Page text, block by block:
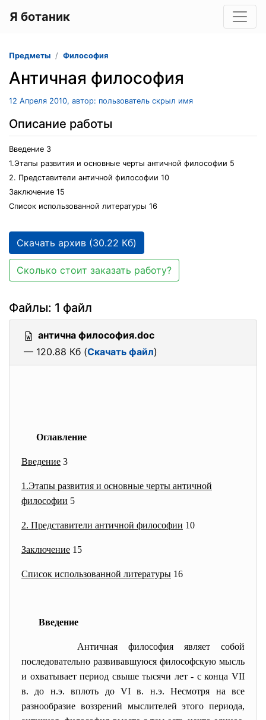
Я ботаник
Предметы Философия
Античная философия
12 Апреля 2010, автор: пользователь скрыл имя
Описание работы
Введение 3
1.Этапы развития и основные черты античной философии 5
2. Представители античной философии 10
Заключение 15
Список использованной литературы 16
Скачать архив (30.22 Кб)
Сколько стоит заказать работу?
Файлы: 1 файл
антична философия.doc
— 120.88 Кб (Скачать файл)
Оглавление
Введение 3
1.Этапы развития и основные черты античной
философии 5
2. Представители античной философии 10
Заключение 15
Список использованной литературы 16
Введение
Античная философия являет собой
последовательно развивавшуюся философскую мысль
и охватывает период свыше тысячи лет- с конца VII
в. до н.э. вплоть до VI в. н.э. Несмотря на все
разнообразие воззрений мыслителей этого периода,